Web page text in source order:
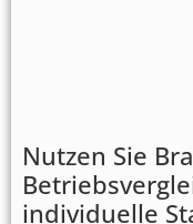
Nutzen Sie
individuelle